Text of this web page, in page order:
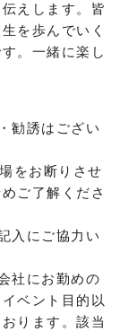
えします。皆
を歩んでいく
。一緒に楽し
勧誘はござい
をお断りさせ
ご了解くださ
入にご協力い
社にお勤めの
ベント目的以
ります。該当